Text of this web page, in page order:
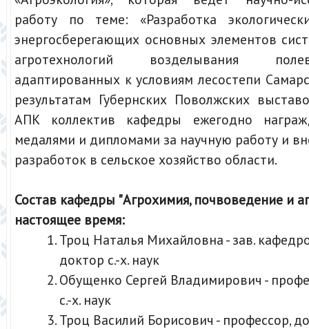
работу по теме: «Разработка
энергосберегающих основных элементов
агротехнологий возделывания
адаптированных к условиям лесостепи
результатам Губернских Поволжских
АПК коллектив кафедры ежегодно
медалями и дипломами за научную работу и
разработок в сельское хозяйство области.
Состав кафедры "Агрохимия, почвоведение и
настоящее время:
Троц Наталья Михайловна - зав.
доктор с.-х. наук
Обущенко Сергей Владимирович -
с.-х. наук
Троц Василий Борисович - профессор,